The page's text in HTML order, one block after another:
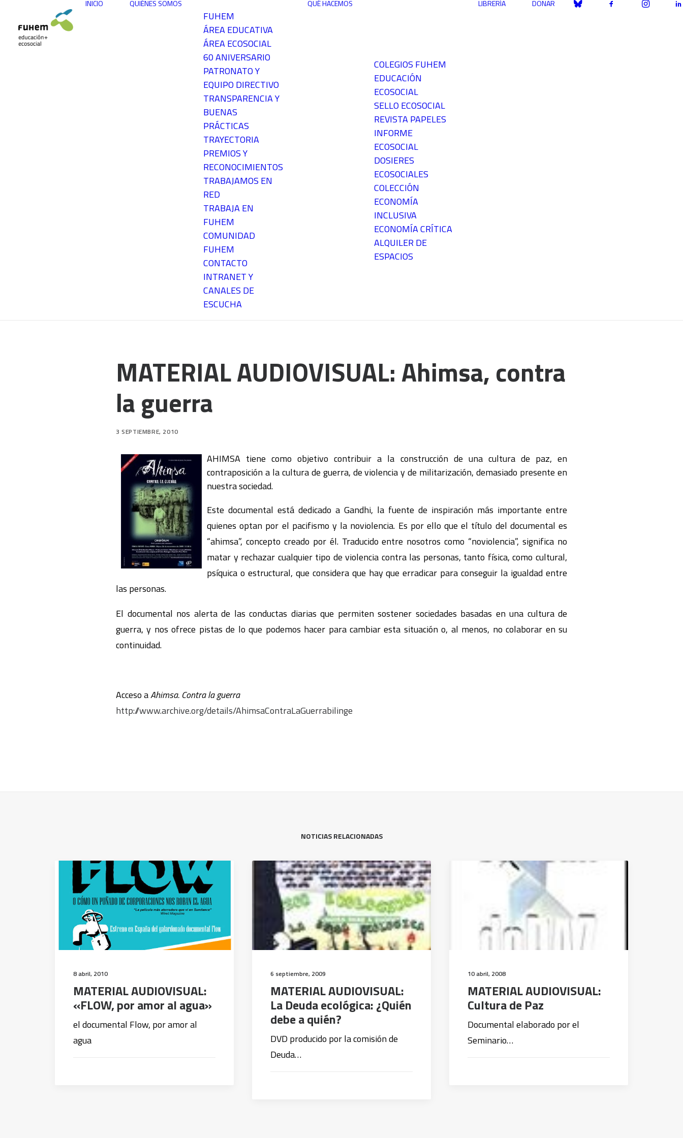
INICIO QUIÉNES SOMOS
FUHEM
ÁREA EDUCATIVA
ÁREA ECOSOCIAL
60 ANIVERSARIO
PATRONATO Y
EQUIPO DIRECTIVO
TRANSPARENCIA Y
BUENAS
PRÁCTICAS
TRAYECTORIA
PREMIOS Y
RECONOCIMIENTOS
TRABAJAMOS EN
RED
TRABAJA EN
FUHEM
COMUNIDAD
FUHEM
CONTACTO
INTRANET Y
CANALES DE
ESCUCHA
QUÉ HACEMOS
COLEGIOS FUHEM
EDUCACIÓN
ECOSOCIAL
SELLO ECOSOCIAL
REVISTA PAPELES
INFORME
ECOSOCIAL
DOSIERES
ECOSOCIALES
COLECCIÓN
ECONOMÍA
INCLUSIVA
ECONOMÍA CRÍTICA
ALQUILER DE
ESPACIOS
LIBRERÍA DONAR
MATERIAL AUDIOVISUAL: Ahimsa, contra
la guerra
3 SEPTIEMBRE, 2010
AHIMSA tiene como objetivo contribuir a la construcción de una cultura de paz, en
contraposición a la cultura de guerra, de violencia y de militarización, demasiado presente en
nuestra sociedad.
Este documental está dedicado a Gandhi, la fuente de inspiración más importante entre
quienes optan por el pacifismo y la noviolencia. Es por ello que el título del documental es
“ahimsa”, concepto creado por él. Traducido entre nosotros como “noviolencia”, significa no
matar y rechazar cualquier tipo de violencia contra las personas, tanto física, como cultural,
psíquica o estructural, que considera que hay que erradicar para conseguir la igualdad entre
las personas.
El documental nos alerta de las conductas diarias que permiten sostener sociedades basadas en una cultura de
guerra, y nos ofrece pistas de lo que podemos hacer para cambiar esta situación o, al menos, no colaborar en su
continuidad.
Acceso aAhimsa. Contra la guerra
http://www.archive.org/details/AhimsaContraLaGuerrabilinge
NOTICIAS RELACIONADAS
8 abril, 2010
MATERIAL AUDIOVISUAL:
«FLOW, por amor al agua»
el documental Flow, por amor al
agua
6 septiembre, 2009
MATERIAL AUDIOVISUAL:
La Deuda ecológica: ¿Quién
debe a quién?
DVD producido por la comisión de
Deuda…
10 abril, 2008
MATERIAL AUDIOVISUAL:
Cultura de Paz
Documental elaborado por el
Seminario…